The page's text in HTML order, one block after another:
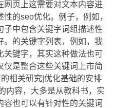
网页上这需要对文本内容进
的seo优化。例子，例如，
子中包含关键字词组描述性
。的关键字列表，例如，我
关键字，其实这种做法也可
仅是整合这些关键词上市简
相关研究|优化基础的安排
内容，大多是从教科书，实
容也可以有针对性的关键词